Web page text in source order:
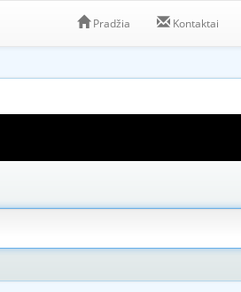
Pradžia Kontaktai